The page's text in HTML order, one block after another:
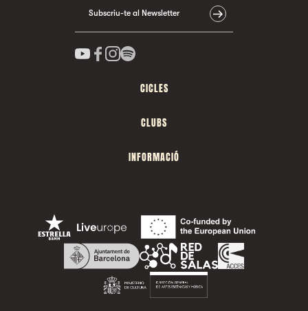
Subscriu-te al Newsletter
CICLES
CLUBS
INFORMACIÓ